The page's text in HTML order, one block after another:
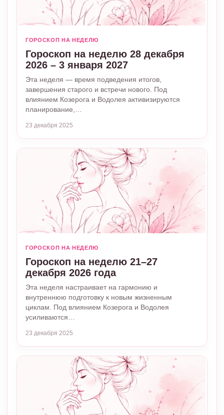
ГОРОСКОП НА НЕДЕЛЮ
Гороскоп на неделю 28 декабря
2026 – 3 января 2027
Эта неделя — время подведения итогов,
завершения старого и встречи нового. Под
влиянием Козерога и Водолея активизируются
планирование,…
23 декабря 2025
ГОРОСКОП НА НЕДЕЛЮ
Гороскоп на неделю 21–27
декабря 2026 года
Эта неделя настраивает на гармонию и
внутреннюю подготовку к новым жизненным
циклам. Под влиянием Козерога и Водолея
усиливаются…
23 декабря 2025